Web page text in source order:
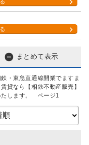
 まとめて表示
・東急直通線開業でますま
貸なら【相鉄不動産販売】
たします。 ページ1